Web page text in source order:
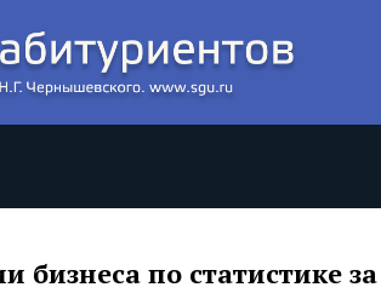
бизнеса по статистике